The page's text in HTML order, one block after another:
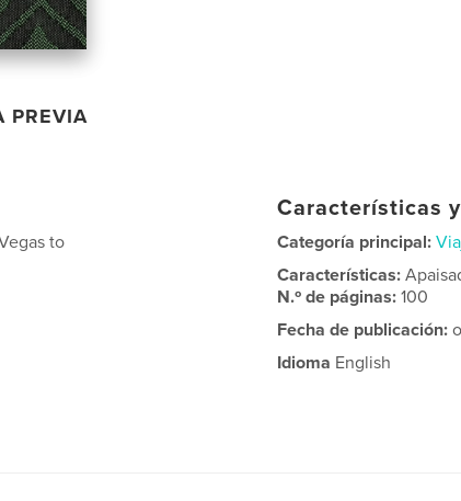
PREVIA
to
Características
Categoría principal:
Características:
N.º de páginas:100
Fecha de publicación:
Idioma English